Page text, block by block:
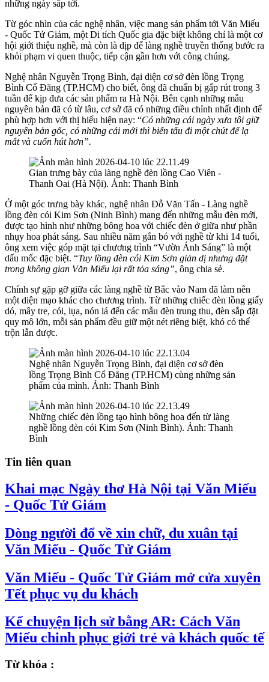
những ngày sắp tới.
Từ góc nhìn của các nghệ nhân, việc mang sản phẩm tới Văn Miếu
- Quốc Tử Giám, một Di tích Quốc gia đặc biệt không chỉ là một cơ
hội giới thiệu nghề, mà còn là dịp để làng nghề truyền thống bước ra
khỏi phạm vi quen thuộc, tiếp cận gần hơn với công chúng.
Nghệ nhân Nguyễn Trọng Bình, đại diện cơ sở đèn lồng Trọng
Bình Cổ Đăng (TP.HCM) cho biết, ông đã chuẩn bị gấp rút trong 3
tuần để kịp đưa các sản phẩm ra Hà Nội. Bên cạnh những mẫu
nguyên bản đã có từ lâu, cơ sở đã có những điều chỉnh nhất định để
phù hợp hơn với thị hiếu hiện nay: “Có những cái ngày xưa tôi giữ
nguyên bản gốc, có những cái mới thì biến tấu đi một chút để lạ
mắt và cuốn hút hơn”.
Gian trưng bày của làng nghề đèn lồng Cao Viên -
Thanh Oai (Hà Nội). Ảnh: Thanh Bình
Ở một góc trưng bày khác, nghệ nhân Đỗ Văn Tấn - Làng nghề
lồng đèn cói Kim Sơn (Ninh Bình) mang đến những mẫu đèn mới,
được tạo hình như những bông hoa với chiếc đèn ở giữa như phần
nhụy hoa phát sáng. Sau nhiều năm gắn bó với nghề từ khi 14 tuổi,
ông xem việc góp mặt tại chương trình “Vườn Ánh Sáng” là một
dấu mốc đặc biệt. “Tuy lồng đèn cói Kim Sơn giản dị nhưng đặt
trong không gian Văn Miếu lại rất tỏa sáng”, ông chia sẻ.
Chính sự gặp gỡ giữa các làng nghề từ Bắc vào Nam đã làm nên
một diện mạo khác cho chương trình. Từ những chiếc đèn lồng giấy
dó, mây tre, cói, lụa, nón lá đến các mẫu đèn trung thu, đèn sắp đặt
quy mô lớn, mỗi sản phẩm đều giữ một nét riêng biệt, khó có thể
trộn lẫn được.
Nghệ nhân Nguyễn Trọng Bình, đại diện cơ sở đèn
lồng Trọng Bình Cổ Đăng (TP.HCM) cùng những sản
phẩm của mình. Ảnh: Thanh Bình
Những chiếc đèn lồng tạo hình bông hoa đến từ làng
nghề lồng đèn cói Kim Sơn (Ninh Bình). Ảnh: Thanh
Bình
Tin liên quan
Khai mạc Ngày thơ Hà Nội tại Văn Miếu
- Quốc Tử Giám
Dòng người đổ về xin chữ, du xuân tại
Văn Miếu - Quốc Tử Giám
Văn Miếu - Quốc Tử Giám mở cửa xuyên
Tết phục vụ du khách
Kể chuyện lịch sử bằng AR: Cách Văn
Miếu chinh phục giới trẻ và khách quốc tế
Từ khóa :